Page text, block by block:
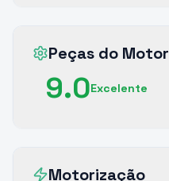
Peças do Motor
9.0Excelente
Motorização